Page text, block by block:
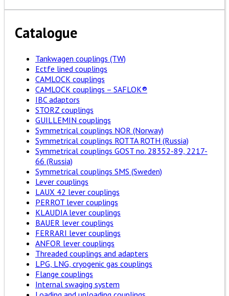
Catalogue
Tankwagen couplings (TW)
Ectfe lined couplings
CAMLOCK couplings
CAMLOCK couplings – SAFLOK®
IBC adaptors
STORZ couplings
GUILLEMIN couplings
Symmetrical couplings NOR (Norway)
Symmetrical couplings ROTTA ROTH (Russia)
Symmetrical couplings GOST no. 28352-89, 2217-
66 (Russia)
Symmetrical couplings SMS (Sweden)
Lever couplings
LAUX 42 lever couplings
PERROT lever couplings
KLAUDIA lever couplings
BAUER lever couplings
FERRARI lever couplings
ANFOR lever couplings
Threaded couplings and adapters
LPG, LNG, cryogenic gas couplings
Flange couplings
Internal swaging system